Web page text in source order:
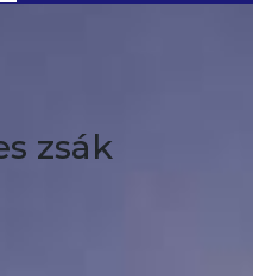
Button
zsák